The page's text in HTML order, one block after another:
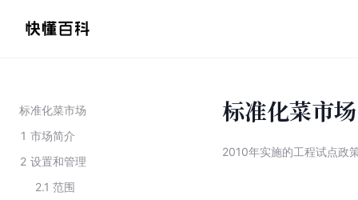
标准化菜市场
1 市场简介
2 设置和管理
2.1 范围
标准化菜市场
2010年实施的工程试点政